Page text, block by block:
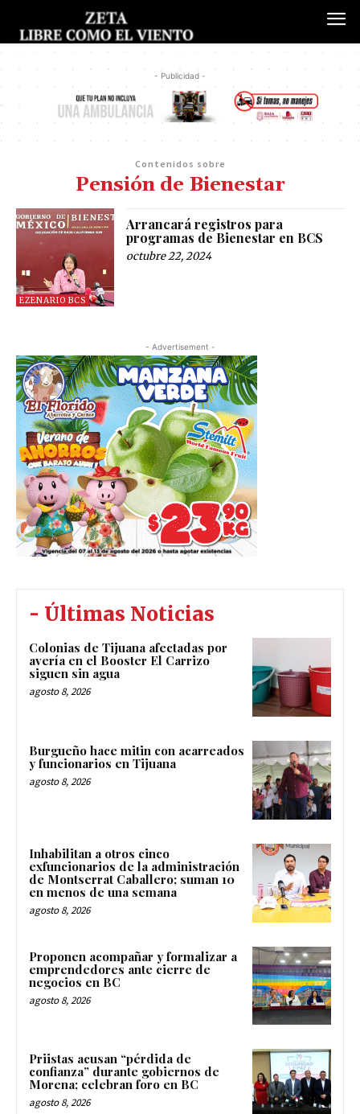
- Publicidad -
Contenidos sobre
Pensión de Bienestar
EZENARIO BCS
Arrancará registros para
programas de Bienestar en BCS
octubre 22, 2024
- Advertisement -
- Últimas Noticias
Colonias de Tijuana afectadas por
avería en el Booster El Carrizo
siguen sin agua
agosto 8, 2026
Burgueño hace mitin con acarreados
y funcionarios en Tijuana
agosto 8, 2026
Inhabilitan a otros cinco
exfuncionarios de la administración
de Montserrat Caballero; suman 10
en menos de una semana
agosto 8, 2026
Proponen acompañar y formalizar a
emprendedores ante cierre de
negocios en BC
agosto 8, 2026
Priistas acusan “pérdida de
confianza” durante gobiernos de
Morena; celebran foro en BC
agosto 8, 2026